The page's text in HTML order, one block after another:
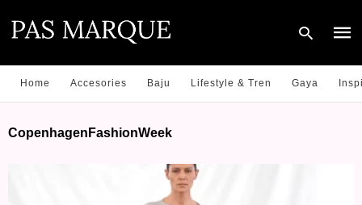
Home Accesories Baju Lifestyle & Tren Gaya
CopenhagenFashionWeek